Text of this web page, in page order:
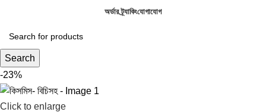
অর্ডার ট্র্যাকিংযোগাযোগ
Search
-23%
Click to enlarge